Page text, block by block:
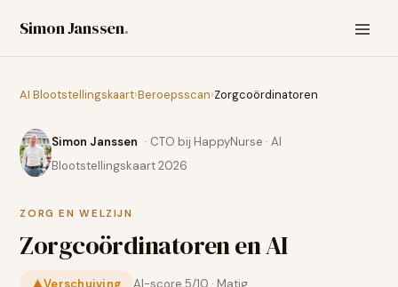
Simon Janssen.
AI Blootstellingskaart›Beroepsscan›Zorgcoördinatoren
Simon Janssen · CTO bij HappyNurse · AI
Blootstellingskaart 2026
ZORG EN WELZIJN
Zorgcoördinatorenen AI
Verschuiving AI-score 5/10 · Matig